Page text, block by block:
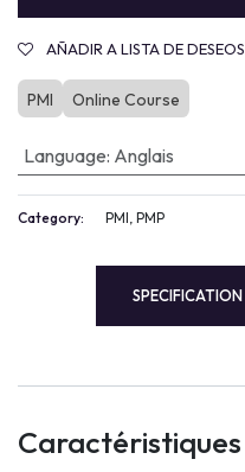
AÑADIR A LISTA DE DESEOS
PMI Online Course
Language: Anglais
Category: PMI, PMP
SPECIFICATION
Caractéristiques